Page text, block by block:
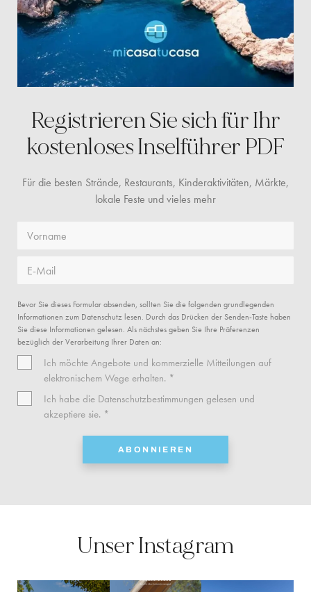
Registrieren Sie sich für Ihr
kostenlosesInselführer PDF
Für die besten Strände, Restaurants, Kinderaktivitäten, Märkte,
lokale Feste und vieles mehr
Vorname
E-Mail
Bevor Sie dieses Formular absenden, sollten Sie die folgenden grundlegenden
Informationen zum Datenschutz lesen. Durch das Drücken der Senden-Taste haben
Sie diese Informationen gelesen. Als nächstes geben Sie Ihre Präferenzen
bezüglich der Verarbeitung Ihrer Daten an:
Ich möchte Angebote und kommerzielle Mitteilungen auf
elektronischem Wege erhalten. *
Ich habe die Datenschutzbestimmungen gelesen und
akzeptiere sie. *
ABONNIEREN
Unser Instagram